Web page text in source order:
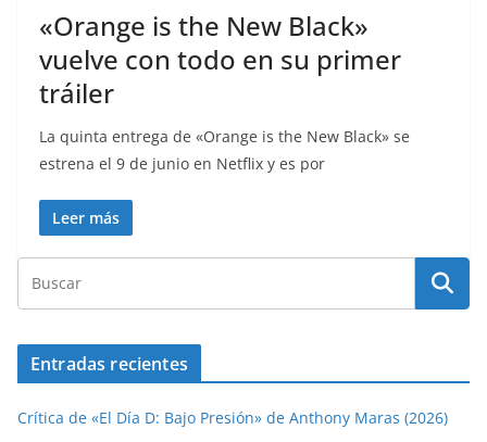
«Orange is the New Black»
vuelve con todo en su primer
tráiler
La quinta entrega de «Orange is the New Black» se
estrena el 9 de junio en Netflix y es por
Leer más
Entradas recientes
Crítica de «El Día D: Bajo Presión» de Anthony Maras (2026)